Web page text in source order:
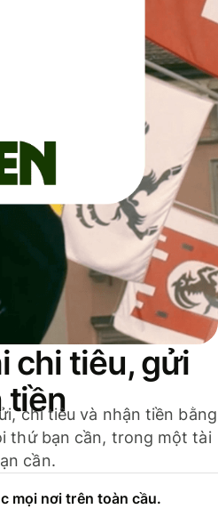
chi tiêu, gửi
tiền
chi tiêu và nhận tiền bằng
thứ bạn cần, trong một tài
cần.
mọi nơi trên toàn cầu.